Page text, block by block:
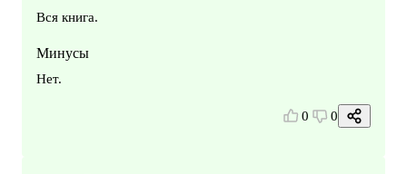
Вся книга.
Минусы
Нет.
0 0